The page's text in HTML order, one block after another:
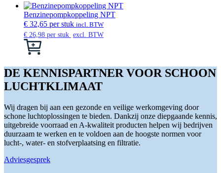
heeft
meerdere
variaties.
Deze
optie
worden
op
de
Benzinepompkoppeling NPT
€ 32,65 per stuk incl. BTW
€ 26,98 per stuk excl. BTW
Dit
meerdere
variaties.
Deze
kan
gekozen
worden
op
de
productpagina
DE KENNISPARTNER VOOR SCHOON
LUCHTKLIMAAT
Wij dragen bij aan een gezonde en veilige werkomgeving door
schone luchtoplossingen te bieden. Dankzij onze diepgaande kennis,
uitgebreide voorraad en A-kwaliteit producten helpen wij bedrijven
duurzaam te werken en te voldoen aan de hoogste normen voor
lucht-, water- en stofverplaatsing en filtratie.
Adviesgesprek